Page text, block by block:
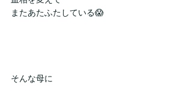
またあたふたしている😱
そんな母に